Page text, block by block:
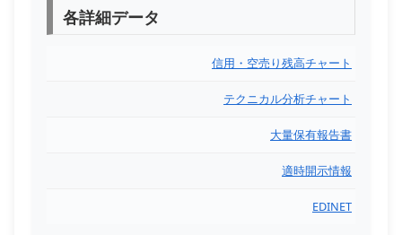
各詳細データ
信用・空売り残高チャート
テクニカル分析チャート
大量保有報告書
適時開示情報
EDINET